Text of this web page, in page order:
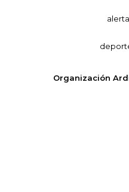
Organización